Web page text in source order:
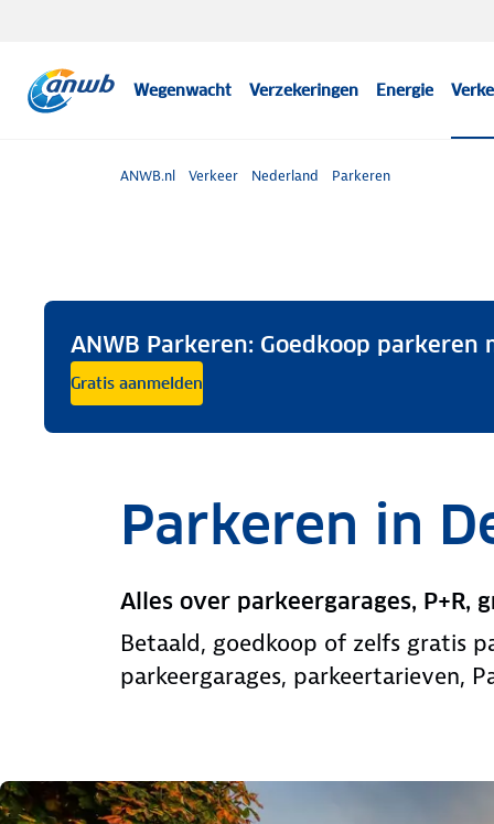
Wegenwacht Verzekeringen Energie
ANWB.nl Verkeer Nederland Parkeren
ANWB Parkeren: Goedkoop parkeren
Gratis aanmelden
Parkeren in
Alles over parkeergarages, P+R,
Betaald, goedkoop of zelfs gratis
parkeergarages, parkeertarieven,